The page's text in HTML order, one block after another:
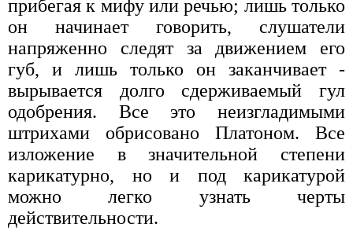
прибегая к мифу или речью; лишь только
он начинает говорить, слушатели
напряженно следят за движением его
губ, и лишь толь­ко он заканчивает -
вырывается долго сдерживаемый гул
одобрения. Все это неизгладимыми
штрихами об­рисовано Платоном. Все
изложение в значительной степени
карикатурно, но и под карикатурой
можно легко узнать черты
действительности.